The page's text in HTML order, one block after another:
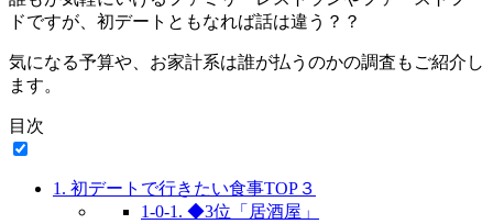
ドですが、初デートともなれば話は違う？？
気になる予算や、お家計系は誰が払うのかの調査もご紹介し
ます。
目次
1. 初デートで行きたい食事TOP３
1-0-1. ◆3位「居酒屋」